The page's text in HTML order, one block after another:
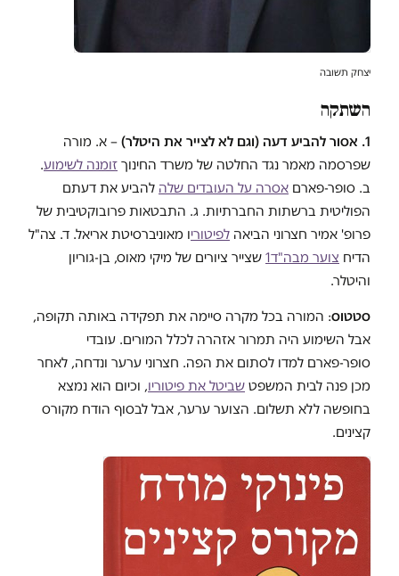
יצחק תשובה
השתקה
1. אסור להביע דעה (וגם לא לצייר את היטלר)
– א. מורה
שפרסמה מאמר נגד החלטה של משרד החינוך זומנה לשימוע.
ב. סופר-פארם אסרה על העובדים שלה להביע את דעתם
הפוליטית ברשתות החברתיות. ג. התבטאות פרובוקטיבית של
פרופ' אמיר חצרוני הביאה לפיטוריו מאוניברסיטת אריאל. ד. צה"ל
הדיח צוער מבה"ד1 שצייר ציורים של מיקי מאוס, בן-גוריון
והיטלר.
סטטוס: המורה בכל מקרה סיימה את תפקידה באותה תקופה,
אבל השימוע היה תמרור אזהרה לכלל המורים. עובדי
סופר-פארם למדו לסתום את הפה. חצרוני ערער ונדחה, לאחר
מכן פנה לבית המשפט שביטל את פיטוריו, וכיום הוא נמצא
בחופשה ללא תשלום. הצוער ערער, אבל לבסוף הודח מקורס
קצינים.